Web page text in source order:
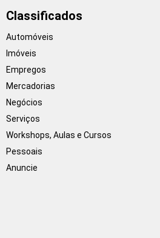
Classificados
Automóveis
Imóveis
Empregos
Mercadorias
Negócios
Serviços
Workshops, Aulas e Cursos
Pessoais
Anuncie